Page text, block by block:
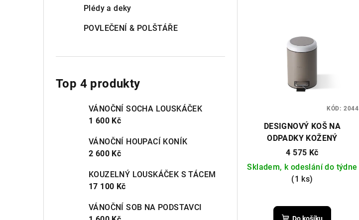
Plédy a deky
POVLEČENÍ & POLŠTÁŘE
Top 4 produkty
VÁNOČNÍ SOCHA LOUSKÁČEK
1 600 Kč
VÁNOČNÍ HOUPACÍ KONÍK
2 600 Kč
KOUZELNÝ LOUSKÁČEK S TÁCEM
17 100 Kč
VÁNOČNÍ SOB NA PODSTAVCI
DESIGNOVÝ KOŠ NA
ODPADKY KOŽENÝ
4 575 Kč
Skladem, k odeslání do týdne
(1 ks)
KÓD: 2044